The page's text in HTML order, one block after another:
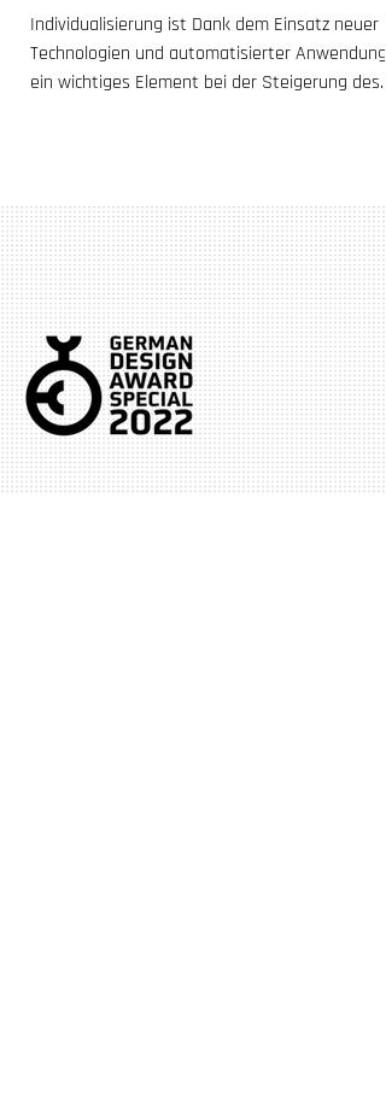
Individualisierung ist Dank dem Einsatz neuer
Technologien und automatisierter
ein wichtiges Element bei der Steigerung des...